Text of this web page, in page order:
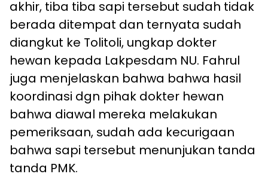
akhir, tiba tiba sapi tersebut sudah tidak
berada ditempat dan ternyata sudah
diangkut ke Tolitoli, ungkap dokter
hewan kepada Lakpesdam NU. Fahrul
juga menjelaskan bahwa bahwa hasil
koordinasi dgn pihak dokter hewan
bahwa diawal mereka melakukan
pemeriksaan, sudah ada kecurigaan
bahwa sapi tersebut menunjukan tanda
tanda PMK.